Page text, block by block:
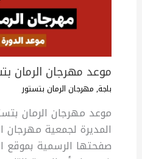
موعد مهرجان الرمان
باجة, مهرجان الرمان بتستور
المديرة لجمعية مهرجان
صفحتها الرسمية بموقع